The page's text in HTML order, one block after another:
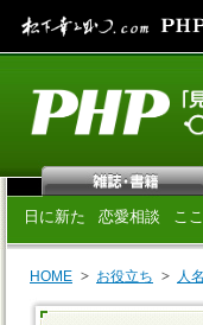
日に新た 恋愛相談 こ
HOME お役立ち 人